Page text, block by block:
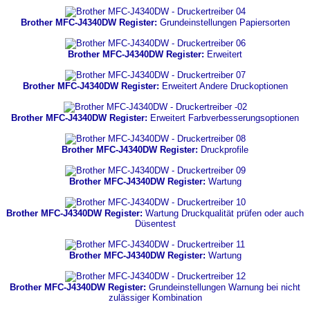
Brother MFC-J4340DW Register: Grundeinstellungen Papiersorten
Brother MFC-J4340DW Register: Erweitert
Brother MFC-J4340DW Register: Erweitert Andere Druckoptionen
Brother MFC-J4340DW Register: Erweitert Farbverbesserungsoptionen
Brother MFC-J4340DW Register: Druckprofile
Brother MFC-J4340DW Register: Wartung
Brother MFC-J4340DW Register: Wartung Druckqualität prüfen oder auch
Düsentest
Brother MFC-J4340DW Register: Wartung
Brother MFC-J4340DW Register: Grundeinstellungen Warnung bei nicht
zulässiger Kombination